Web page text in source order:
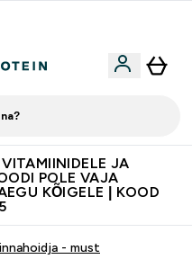
JA
POLE VAJA
KÕIGELE | KOOD
- must